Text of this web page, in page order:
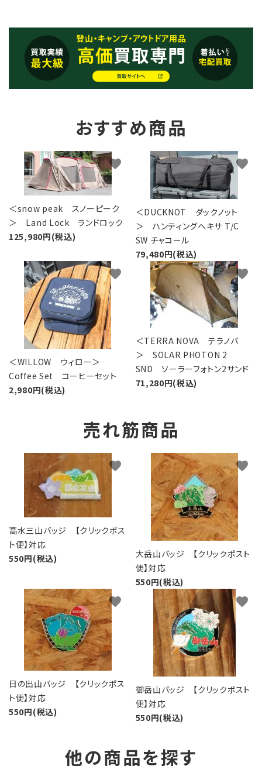
おすすめ商品
＜snow peak スノーピーク
＞ Land Lock ランドロック
125,980円(税込)
favorite
＜DUCKNOT ダックノット
＞ ハンティングヘキサ T/C
SW チャコール
79,480円(税込)
favorite
＜WILLOW ウィロー＞
Coffee Set コーヒーセット
2,980円(税込)
favorite
＜TERRA NOVA テラノバ
＞ SOLAR PHOTON 2
SND ソーラーフォトン2サンド
71,280円(税込)
favorite
売れ筋商品
高水三山バッジ 【クリックポス
ト便】対応
550円(税込)
favorite
大岳山バッジ 【クリックポスト
便】対応
550円(税込)
favorite
日の出山バッジ 【クリックポス
ト便】対応
550円(税込)
favorite
御岳山バッジ 【クリックポスト
便】対応
550円(税込)
favorite
他の商品を探す